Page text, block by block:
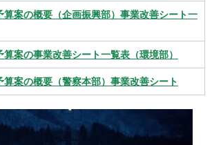
算案の概要（企画振興部）事業改善シート一
案の事業改善シート一覧表（環境部）
算案の概要（警察本部）事業改善シート